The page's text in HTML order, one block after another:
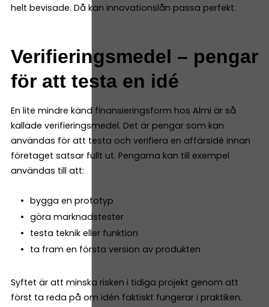
helt bevisade. Då kan innovationslån passa perfekt.
Verifieringsmedel – pengar
för att testa en idé
En lite mindre känd finansieringsform hos Almi är så
kallade verifieringsmedel. Det är pengar som kan
användas för att testa och verifiera en affärsidé innan
företaget satsar fullt ut. Pengarna kan till exempel
användas till att:
bygga en prototyp
göra marknadstester
testa teknik eller funktion
ta fram en första version av produkten
Syftet är att minska risken i tidiga projekt genom att
först ta reda på om idén faktiskt fungerar i praktiken.